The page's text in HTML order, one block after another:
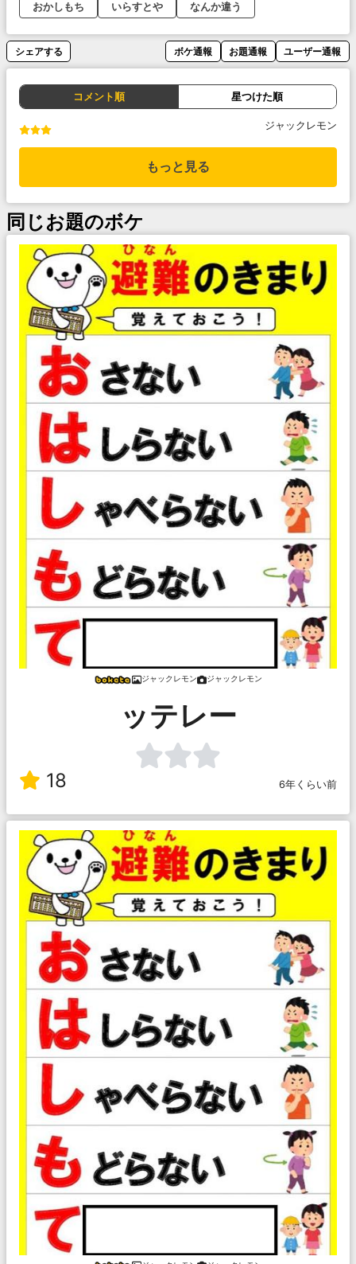
おかしもち
いらすとや なんか違う
シェアする ボケ通報 お題通報 ユーザー通報
コメント順 星つけた順
ジャックレモン
もっと見る
同じお題のボケ
ジャックレモン ジャックレモン
ッテレー
18 6年くらい前